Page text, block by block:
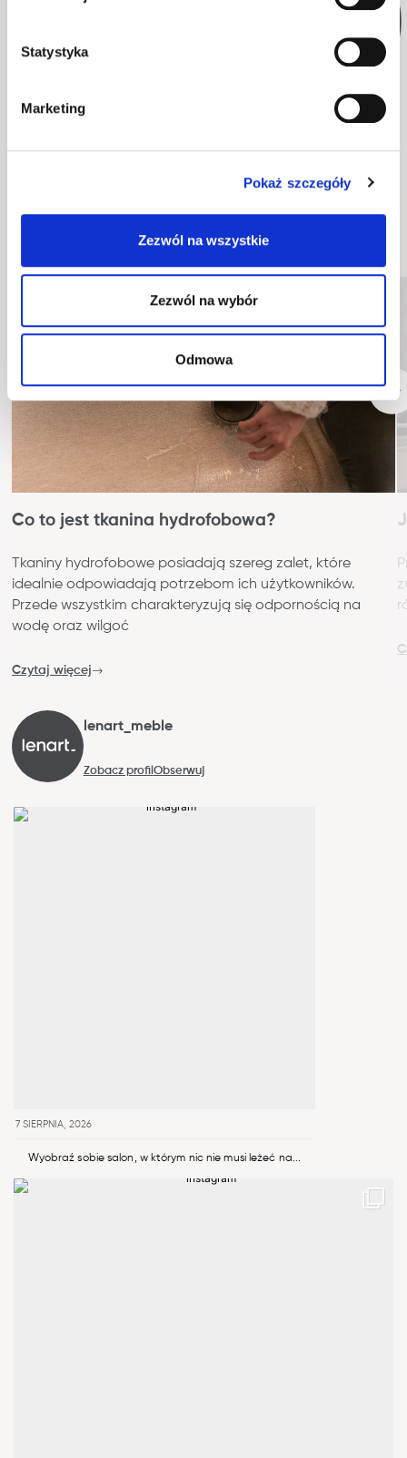
Statystyka
Marketing
Pokaż szczegóły
Zezwól na wszystkie
Zezwól na wybór
Odmowa
SET-WOS10PVB SET-WOS10PE
Wskazówki i inspiracje
Co to jest tkanina hydrofobowa?
Tkaniny hydrofobowe posiadają szereg zalet, które
idealnie odpowiadają potrzebom ich użytkowników.
Przede wszystkim charakteryzują się odpornością na
wodę oraz wilgoć
Czytaj więcej
lenart_meble
Zobacz profil Obserwuj
7 SIERPNIA, 2026
Wyobraź sobie salon, w którym nic nie musi leżeć na...